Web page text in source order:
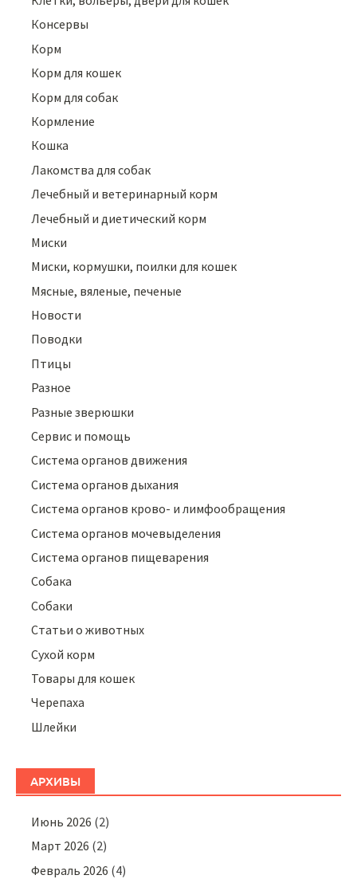
Консервы
Корм
Корм для кошек
Корм для собак
Кормление
Кошка
Лакомства для собак
Лечебный и ветеринарный корм
Лечебный и диетический корм
Миски
Миски, кормушки, поилки для кошек
Мясные, вяленые, печеные
Новости
Поводки
Птицы
Разное
Разные зверюшки
Сервис и помощь
Система органов движения
Система органов дыхания
Система органов крово- и лимфообращения
Система органов мочевыделения
Система органов пищеварения
Собака
Собаки
Статьи о животных
Сухой корм
Товары для кошек
Черепаха
Шлейки
АРХИВЫ
Июнь 2026 (2)
Март 2026 (2)
Февраль 2026 (4)